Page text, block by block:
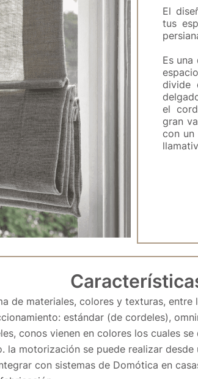
El
tus
Es
divide
el
gran
con un
de materiales, colores y texturas,
estándar (de cordeles),
conos vienen en colores los cuales
la motorización se puede realizar
con sistemas de Domótica en